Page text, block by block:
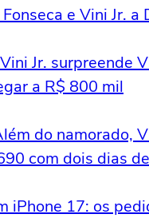
e Vini Jr. a
Jr. surpreende
a R$ 800 mil
do namorado,
com dois dias
iPhone 17: os